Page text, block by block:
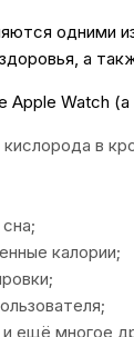
одними
а
Apple Watch
в
калории;
ещё многое